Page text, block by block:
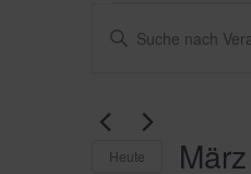
Suche
Bitte
Schlüsselwort
nach
Veranstaltungen
Heute